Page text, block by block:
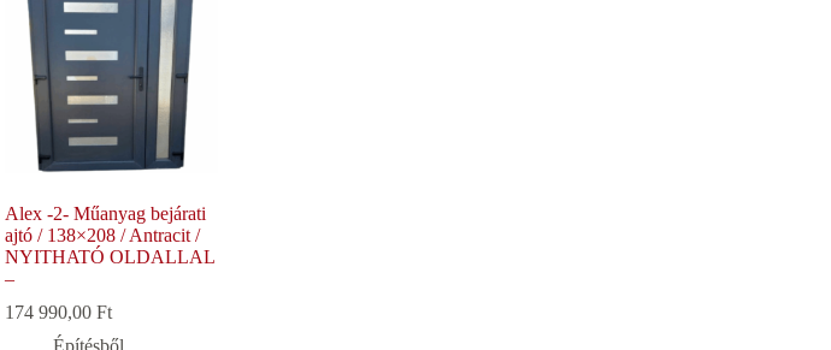
Alex -2- Műanyag bejárati
ajtó / 138×208 / Antracit /
NYITHATÓ OLDALLAL
–
174 990,00Ft
Építésből